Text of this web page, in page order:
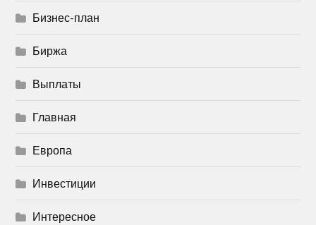
Бизнес-план
Биржа
Выплаты
Главная
Европа
Инвестиции
Интересное